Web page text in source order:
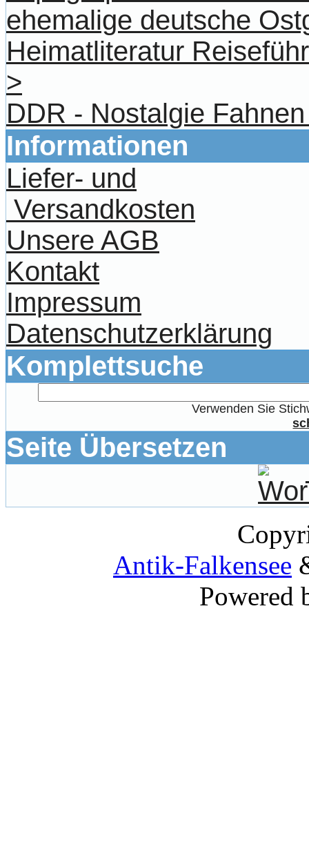
ehemalige deutsche
Heimatliteratur
>
DDR - Nostalgie
Informationen
Liefer- und
Versandkosten
Unsere AGB
Kontakt
Impressum
Datenschutzerklärung
Komplettsuche
Verwenden Sie
Seite Übersetzen
Antik-Falkensee
Powered